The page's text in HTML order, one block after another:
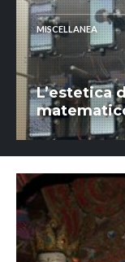
MISCELLANEA
L’estetica